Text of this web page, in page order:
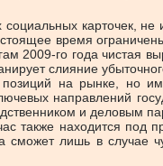
карточек, не
время
2009-го года чистая
слияние
на рынке, но
направлений
и деловым
также находится под
лишь в случае